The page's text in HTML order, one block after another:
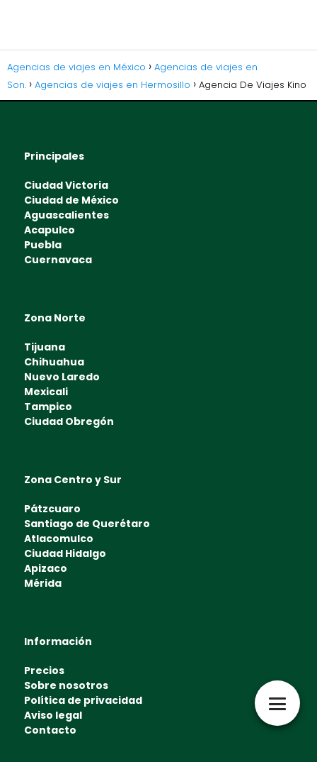
Agencias de viajes en México
Agencias de viajes en
Son.
Agencias de viajes en Hermosillo Agencia De Viajes Kino
Principales
Ciudad Victoria
Ciudad de México
Aguascalientes
Acapulco
Puebla
Cuernavaca
Zona Norte
Tijuana
Chihuahua
Nuevo Laredo
Mexicali
Tampico
Ciudad Obregón
Zona Centro y Sur
Pátzcuaro
Santiago de Querétaro
Atlacomulco
Ciudad Hidalgo
Apizaco
Mérida
Información
Precios
Sobre nosotros
Política de privacidad
Aviso legal
Contacto